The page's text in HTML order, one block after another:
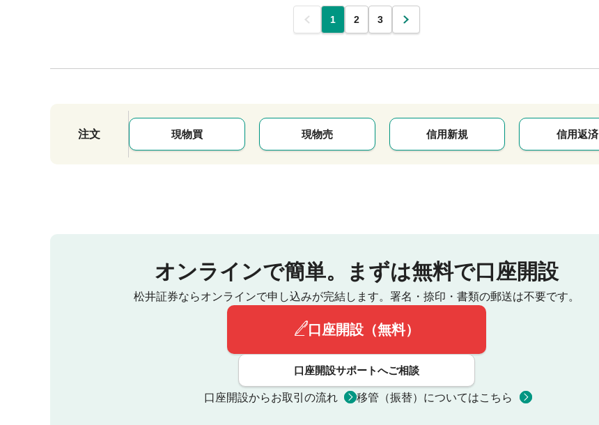
前 1 2 3 次
注文 現物買 現物売 信用新規 信用返済
オンラインで簡単。 まずは無料で口座開設
松井証券ならオンラインで申し込みが完結します。 署名・捺印・書類の郵送は不要です。
口座開設（無料）
口座開設サポートへご相談
口座開設からお取引の流れ 移管（振替）についてはこちら